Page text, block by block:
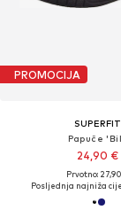
PROMOCIJA
SUPERFIT
Papuče
24,90 €
Prvotno:
Posljednja najniža